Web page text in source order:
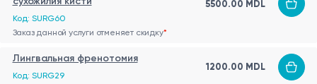
Код: SURG60
5500.00 MDL
Заказ данной услуги отменяет скидку*
Лингвальная френотомия
Код: SURG29
1200.00 MDL